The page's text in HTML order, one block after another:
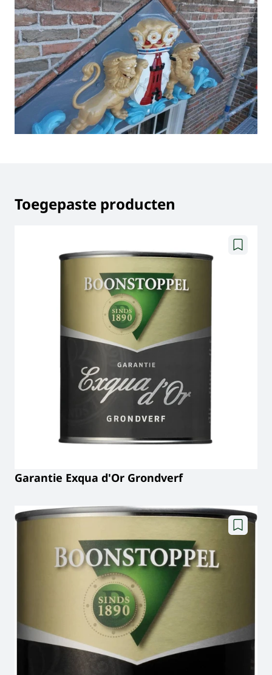
Toegepaste producten
Garantie Exqua d'Or Grondverf